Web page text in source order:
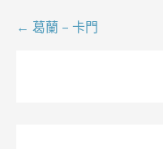
文← 葛蘭 – 卡門